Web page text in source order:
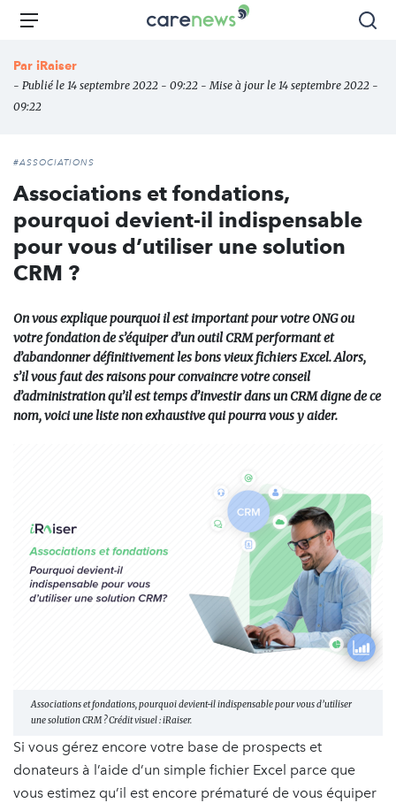
Aller
principal
Carenews,
des
Menu
Par iRaiser
- Publié le 14 septembre 2022 - 09:22 - Mise à jour le 14 septembre 2022 -
09:22
#ASSOCIATIONS
Associations et fondations,
pourquoi devient-il indispensable
pour vous d’utiliser une solution
CRM ?
On vous explique pourquoi il est important pour votre ONG ou
votre fondation de s’équiper d’un outil CRM performant et
d’abandonner définitivement les bons vieux fichiers Excel. Alors,
s’il vous faut des raisons pour convaincre votre conseil
d’administration qu’il est temps d’investir dans un CRM digne de ce
nom, voici une liste non exhaustive qui pourra vous y aider.
Associations et fondations, pourquoi devient-il indispensable pour vous d’utiliser
une solution CRM ? Crédit visuel : iRaiser.
Si vous gérez encore votre base de prospects et
donateurs à l’aide d’un simple fichier Excel parce que
vous estimez qu’il est encore prématuré de vous équiper